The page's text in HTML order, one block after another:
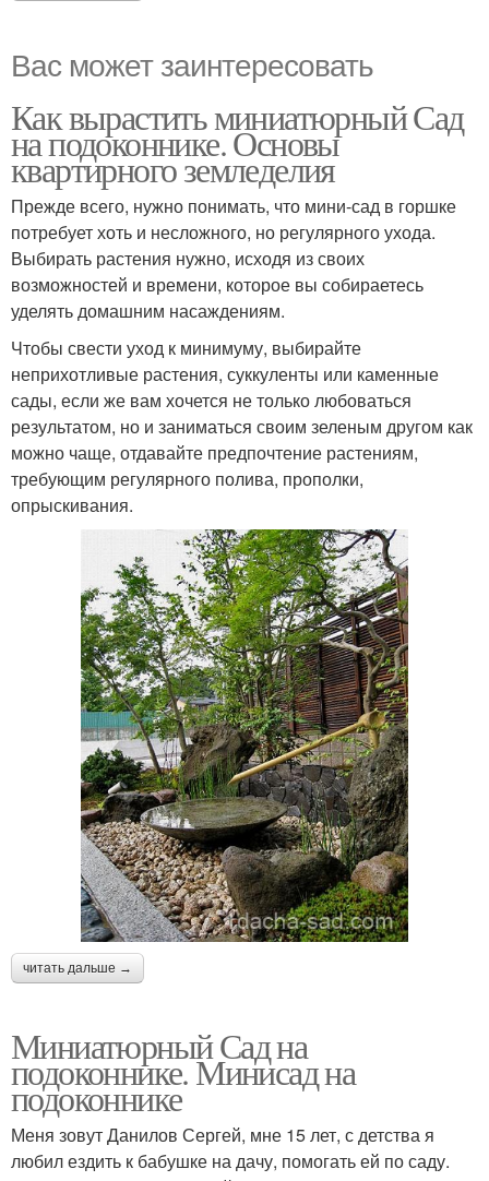
Вас может заинтересовать
Как вырастить миниатюрный Сад
на подоконнике. Основы
квартирного земледелия
Прежде всего, нужно понимать, что мини-сад в горшке
потребует хоть и несложного, но регулярного ухода.
Выбирать растения нужно, исходя из своих
возможностей и времени, которое вы собираетесь
уделять домашним насаждениям.
Чтобы свести уход к минимуму, выбирайте
неприхотливые растения, суккуленты или каменные
сады, если же вам хочется не только любоваться
результатом, но и заниматься своим зеленым другом как
можно чаще, отдавайте предпочтение растениям,
требующим регулярного полива, прополки,
опрыскивания.
читать дальше →
Миниатюрный Сад на
подоконнике. Минисад на
подоконнике
Меня зовут Данилов Сергей, мне 15 лет, с детства я
любил ездить к бабушке на дачу, помогать ей по саду.